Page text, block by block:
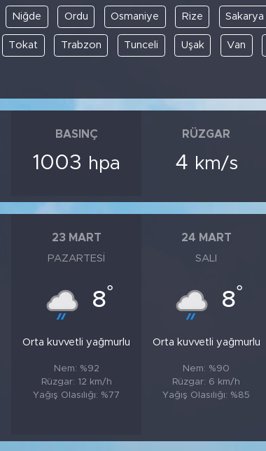
Niğde Ordu Osmaniye Rize Sakarya
Tokat Trabzon Tunceli Uşak Van
BASINÇ
1003 hpa
RÜZGAR
4 km/s
23 MART
PAZARTESI
8°
Orta kuvvetli yağmurlu
Nem: %92
Rüzgar: 12 km/h
Yağış Olasılığı: %77
24 MART
SALI
8°
Orta kuvvetli yağmurlu
Nem: %90
Rüzgar: 6 km/h
Yağış Olasılığı: %85